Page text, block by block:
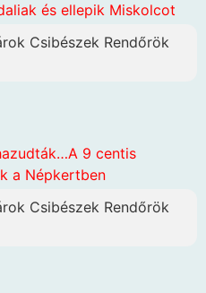
és ellepik Miskolcot
Csibészek Rendőrök
9 centis
a Népkertben
Csibészek Rendőrök